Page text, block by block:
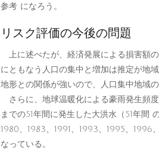
参考 になろう。
リスク評価の今後の問題
上に述べたが、経済発展による損害額
にともなう人口の集中と増加は推定が地
地形との関係が強いので、人口集中地域
さらに、地球温暖化による豪雨発生頻
までの51年間に発生した大洪水（51年間
1980、1983、1991、1993、1995、1996
なっている。